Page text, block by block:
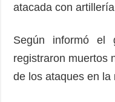
atacada con
Según informó el
registraron muertos
de los ataques en la